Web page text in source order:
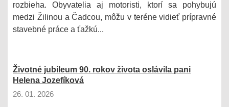
rozbieha. Obyvatelia aj motoristi, ktorí sa pohybujú
medzi Žilinou a Čadcou, môžu v teréne vidieť prípravné
stavebné práce a ťažkú...
Životné jubileum 90. rokov života oslávila pani
Helena Jozefíková
26. 01. 2026